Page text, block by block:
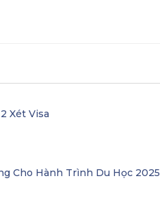
Xét Visa
Cho Hành Trình Du Học 2025